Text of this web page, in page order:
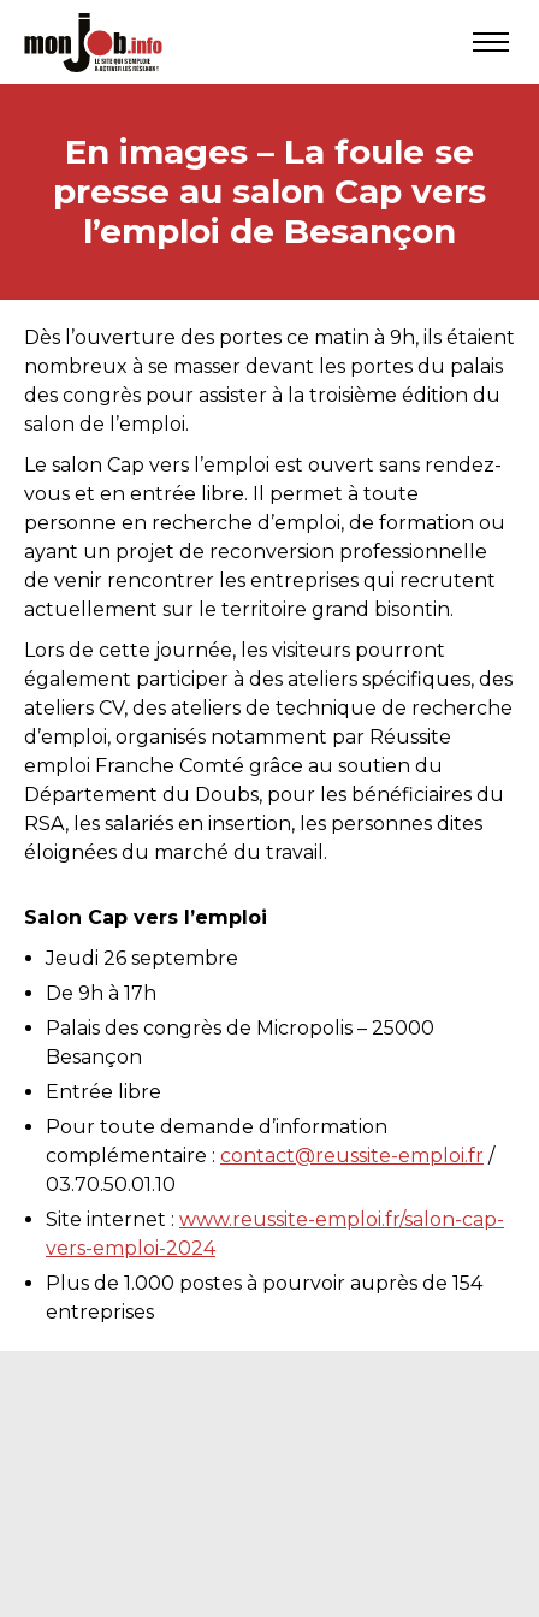
En images – La foule se
presse au salon Cap vers
l’emploi de Besançon
Dès l’ouverture des portes ce matin à 9h, ils étaient
nombreux à se masser devant les portes du palais
des congrès pour assister à la troisième édition du
salon de l’emploi.
Le salon Cap vers l’emploi est ouvert sans rendez-
vous et en entrée libre. Il permet à toute
personne en recherche d’emploi, de formation ou
ayant un projet de reconversion professionnelle
de venir rencontrer les entreprises qui recrutent
actuellement sur le territoire grand bisontin.
Lors de cette journée, les visiteurs pourront
également participer à des ateliers spécifiques, des
ateliers CV, des ateliers de technique de recherche
d’emploi, organisés notamment par Réussite
emploi Franche Comté grâce au soutien du
Département du Doubs, pour les bénéficiaires du
RSA, les salariés en insertion, les personnes dites
éloignées du marché du travail.
Salon Cap vers l’emploi
Jeudi 26 septembre
De 9h à 17h
Palais des congrès de Micropolis – 25000
Besançon
Entrée libre
Pour toute demande d’information
complémentaire : contact@reussite-emploi.fr /
03.70.50.01.10
Site internet : www.reussite-emploi.fr/salon-cap-
vers-emploi-2024
Plus de 1.000 postes à pourvoir auprès de 154
entreprises